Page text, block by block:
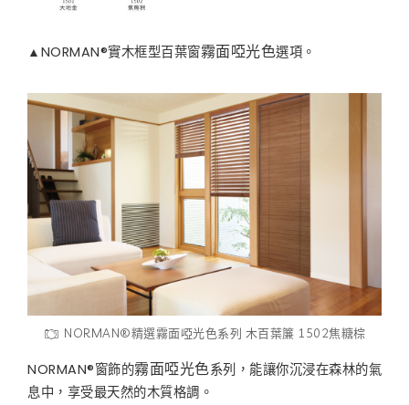
▲NORMAN®實木框型百葉窗霧面啞光色選項。
NORMAN®精選霧面啞光色系列 木百葉簾 1502焦糖棕
NORMAN®窗飾的霧面啞光色系列，能讓你沉浸在森林的氣
息中，享受最天然的木質格調。